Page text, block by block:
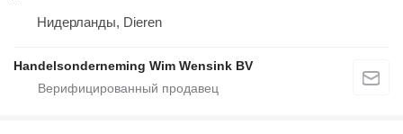
Нидерланды, Dieren
Handelsonderneming Wim Wensink BV